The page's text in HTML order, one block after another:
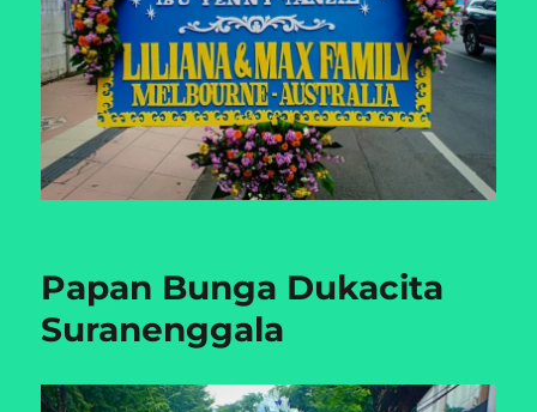
Papan Bunga Dukacita
Suranenggala